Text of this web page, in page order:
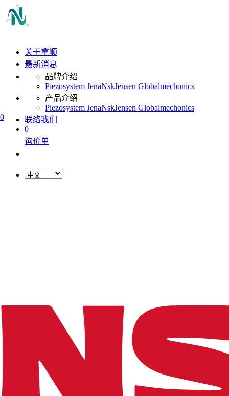
0
关于拿顺
最新消息
品牌介绍
Piezosystem JenaNskJensen Globalmechonics
产品介绍
Piezosystem JenaNskJensen Globalmechonics
联络我们
0
询价单